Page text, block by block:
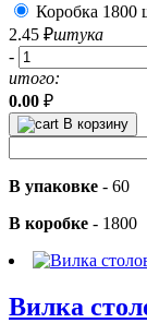
Коробка 1800
2.45 ₽штука
-
итого:
0.00 ₽
В корзину
В упаковке - 60
В коробке - 1800
Вилка